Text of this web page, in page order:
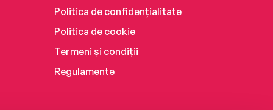
Politica de confidențialitate
Politica de cookie
Termeni și condiții
Regulamente